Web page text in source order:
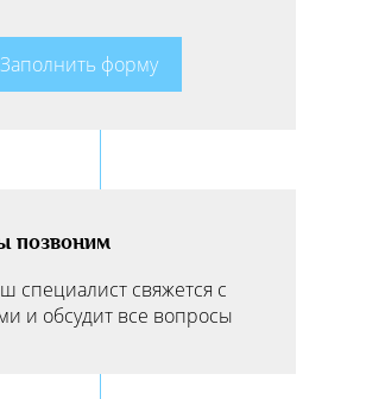
Заполнить форму
позвоним
специалист свяжется с
и обсудит все вопросы